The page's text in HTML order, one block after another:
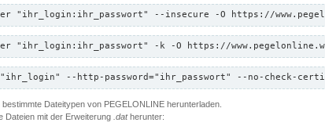
"ihr_login:ihr_passwort" --insecure -O https://
"ihr_login:ihr_passwort" -k -O https://
--http-password="ihr_passwort" --no-check-
Dateitypen von PEGELONLINE herunterladen.
Dateien mit der Erweiterung .datherunter: